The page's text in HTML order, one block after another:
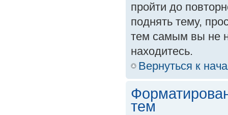
пройти до
поднять тему,
тем самым вы не
находитесь.
Вернуться к
тем